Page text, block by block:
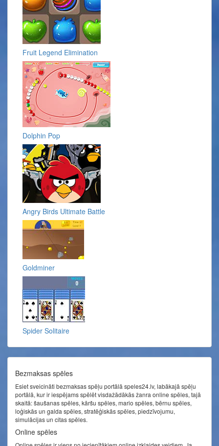
Fruit Legend Elimination
Dolphin Pop
Angry Birds Ultimate Battle
Goldminer
Spider Solitaire
Bezmaksas spēles
Esiet sveicināti bezmaksas spēļu portālā speles24.lv, labākajā spēļu
portālā, kur ir iespējams spēlēt visdažādākās žanra online spēles, tajā
skaitā: šaušanas spēles, kāršu spēles, mario spēles, bērnu spēles,
loģiskās un galda spēles, stratēģiskās spēles, piedzīvojumu,
simulācijas un citas spēles.
Online spēles